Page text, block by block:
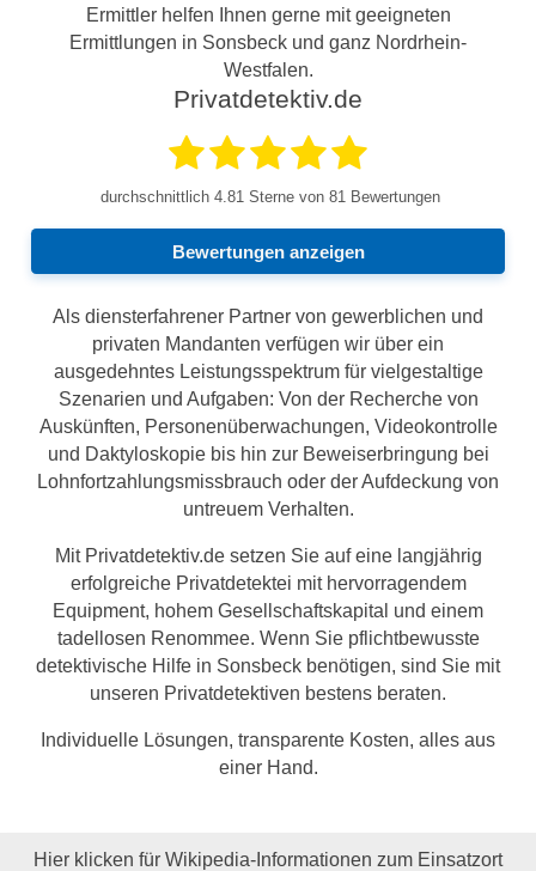
Ermittler helfen Ihnen gerne mit geeigneten
Ermittlungen in Sonsbeck und ganz Nordrhein-
Westfalen.
Privatdetektiv.de
durchschnittlich 4.81 Sterne von 81 Bewertungen
Bewertungen anzeigen
Als diensterfahrener Partner von gewerblichen und
privaten Mandanten verfügen wir über ein
ausgedehntes Leistungsspektrum für vielgestaltige
Szenarien und Aufgaben: Von der Recherche von
Auskünften, Personenüberwachungen, Videokontrolle
und Daktyloskopie bis hin zur Beweiserbringung bei
Lohnfortzahlungsmissbrauch oder der Aufdeckung von
untreuem Verhalten.
Mit Privatdetektiv.de setzen Sie auf eine langjährig
erfolgreiche Privatdetektei mit hervorragendem
Equipment, hohem Gesellschaftskapital und einem
tadellosen Renommee. Wenn Sie pflichtbewusste
detektivische Hilfe in Sonsbeck benötigen, sind Sie mit
unseren Privatdetektiven bestens beraten.
Individuelle Lösungen, transparente Kosten, alles aus
einer Hand.
Hier klicken für Wikipedia-Informationen zum Einsatzort